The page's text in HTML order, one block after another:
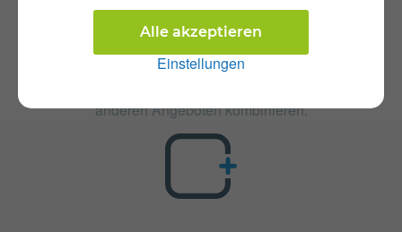
Einstellungen
Alle akzeptieren
Zusatzpakete
Mobile Young Sim Only ist mit verschiedenen
Zusatzangeboten erweiterbar. Mehr über kombinierbare
Zusatzprodukte erfahren Sie in unserm Handytarif-
anderen Angeboten kombinieren.